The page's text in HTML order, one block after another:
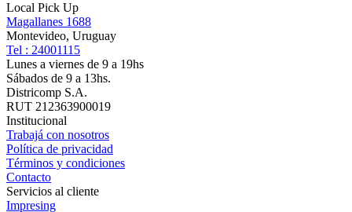
Local Pick Up
Magallanes 1688
Montevideo, Uruguay
Tel : 24001115
Lunes a viernes de 9 a 19hs
Sábados de 9 a 13hs.
Districomp S.A.
RUT 212363900019
Institucional
Trabajá con nosotros
Política de privacidad
Términos y condiciones
Contacto
Servicios al cliente
Impresing